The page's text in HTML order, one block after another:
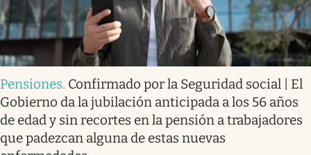
Pensiones. Confirmado por la Seguridad social | El
Gobierno da la jubilación anticipada a los 56 años
de edad y sin recortes en la pensión a trabajadores
que padezcan alguna de estas nuevas